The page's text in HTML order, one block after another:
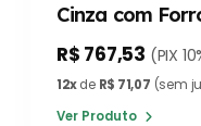
Cinza com
R$ 767,53 (PIX
12xde R$ 71,07 (sem
Ver Produto